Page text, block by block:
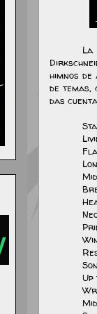
La
himnos
de temas,
das